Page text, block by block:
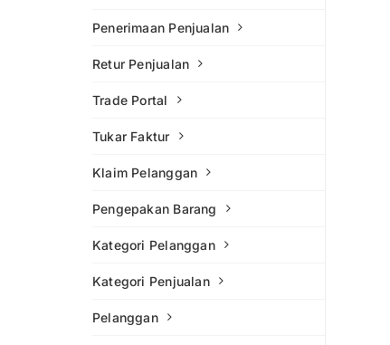
Penerimaan Penjualan
Retur Penjualan
Trade Portal
Tukar Faktur
Klaim Pelanggan
Pengepakan Barang
Kategori Pelanggan
Kategori Penjualan
Pelanggan